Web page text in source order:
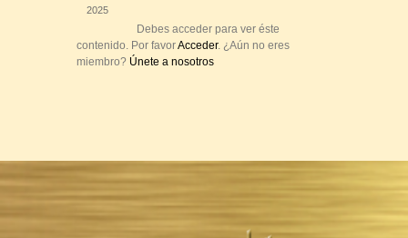
2025
Debes acceder para ver éste
contenido. Por favorAcceder. ¿Aún no eres
miembro? Únete a nosotros